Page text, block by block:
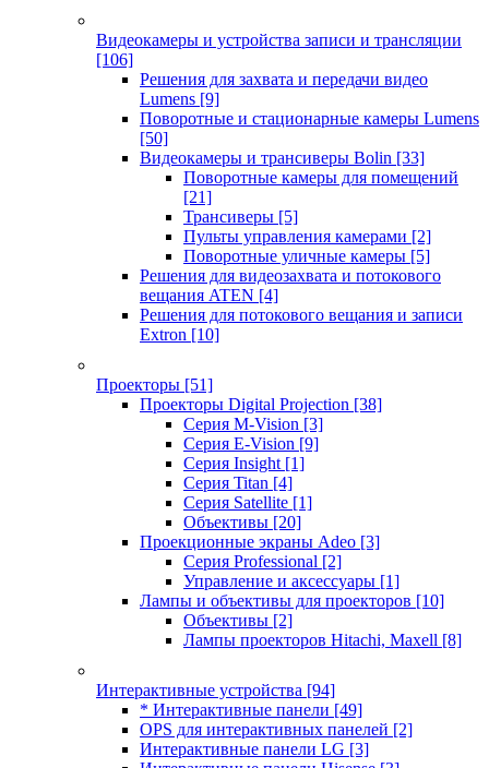
Видеокамеры и устройства записи и трансляции
[106]
Решения для захвата и передачи видео
Lumens [9]
Поворотные и стационарные камеры Lumens
[50]
Видеокамеры и трансиверы Bolin [33]
Поворотные камеры для помещений
[21]
Трансиверы [5]
Пульты управления камерами [2]
Поворотные уличные камеры [5]
Решения для видеозахвата и потокового
вещания ATEN [4]
Решения для потокового вещания и записи
Extron [10]
Проекторы [51]
Проекторы Digital Projection [38]
Серия M-Vision [3]
Серия E-Vision [9]
Серия Insight [1]
Серия Titan [4]
Серия Satellite [1]
Объективы [20]
Проекционные экраны Adeo [3]
Серия Professional [2]
Управление и аксессуары [1]
Лампы и объективы для проекторов [10]
Объективы [2]
Лампы проекторов Hitachi, Maxell [8]
Интерактивные устройства [94]
* Интерактивные панели [49]
OPS для интерактивных панелей [2]
Интерактивные панели LG [3]